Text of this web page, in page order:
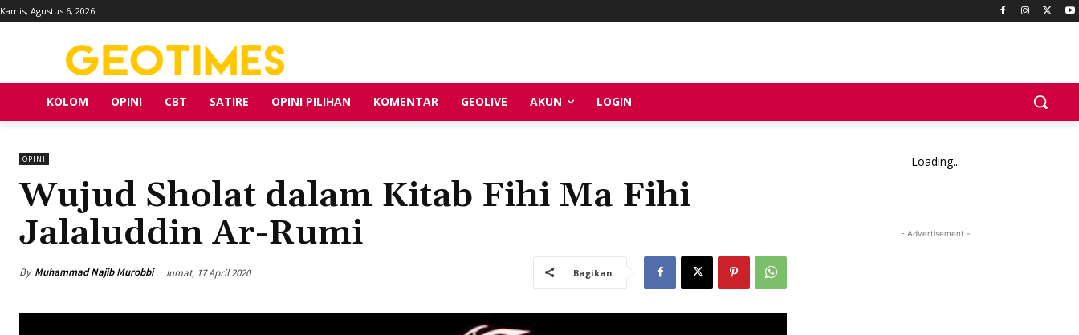
Kamis, Agustus 6, 2026
KOLOM OPINI CBT SATIRE OPINI PILIHAN KOMENTAR GEOLIVE AKUN LOGIN
OPINI
Wujud Sholat dalam Kitab Fihi Ma Fihi
Jalaluddin Ar-Rumi
By Muhammad Najib Murobbi Jumat, 17 April 2020 Bagikan
Loading...
- Advertisement -